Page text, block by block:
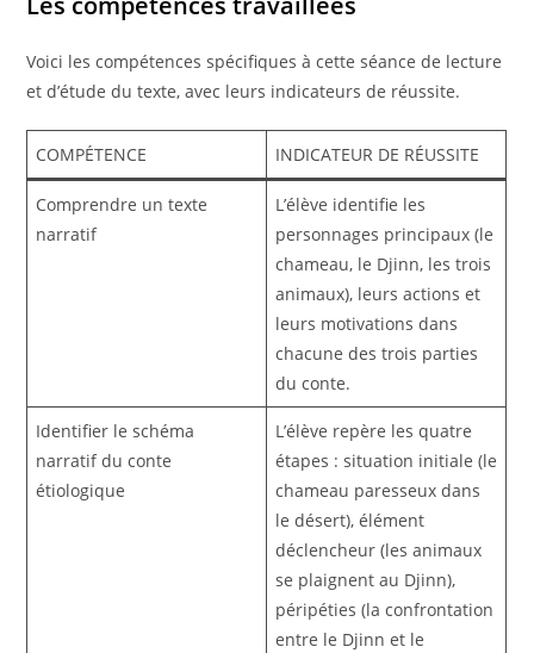
Voici les compétences spécifiques à cette séance de lecture
et d’étude du texte, avec leurs indicateurs de réussite.
COMPÉTENCE INDICATEUR DE RÉUSSITE
Comprendre un texte
narratif
L’élève identifie les
personnages principaux (le
chameau, le Djinn, les trois
animaux), leurs actions et
leurs motivations dans
chacune des trois parties
du conte.
Identifier le schéma
narratif du conte
étiologique
L’élève repère les quatre
étapes : situation initiale (le
chameau paresseux dans
le désert), élément
déclencheur (les animaux
se plaignent au Djinn),
péripéties (la confrontation
entre le Djinn et le